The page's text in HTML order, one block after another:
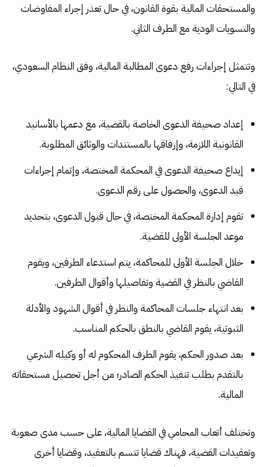
والمستحقات المالية بقوة القانون، في حال تعذر إجراء المفاوضات
والتسويات الودية مع الطرف الثاني.
وتتمثل إجراءات رفع دعوى المطالبة المالية، وفق النظام السعودي،
في التالي:
إعداد صحيفة الدعوى الخاصة بالقضية، مع دعمها بالأسانيد
القانونية اللازمة، وإرفاقها بالمستندات والوثائق المطلوبة.
إيداع صحيفة الدعوى في المحكمة المختصة، وإتمام إجراءات
قيد الدعوى، والحصول على رقم الدعوى.
تقوم إدارة المحكمة المختصة، في حال قبول الدعوى، بتحديد
موعد الجلسة الأولى للقضية.
خلال الجلسة الأولى للمحاكمة، يتم استدعاء الطرفين، ويقوم
القاضي بالنظر في القضية وتفاصيلها وأقوال الطرفين.
بعد انتهاء جلسات المحاكمة والنظر في أقوال الشهود والأدلة
الثبوتية، يقوم القاضي بالنطق بالحكم المناسب.
بعد صدور الحكم، يقوم الطرف المحكوم له أو وكيله الشرعي
بالتقدم بطلب تنفيذ الحكم الصادر؛ من أجل تحصيل مستحقاته
المالية.
وتختلف أتعاب المحامي في القضايا المالية، على حسب مدى صعوبة
وتعقيدات القضية، فهناك قضايا تتسم بالتعقيد، وقضايا أخرى